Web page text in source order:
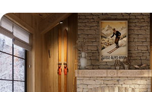
Cozy Winter Chalet - 3D Interior CGI